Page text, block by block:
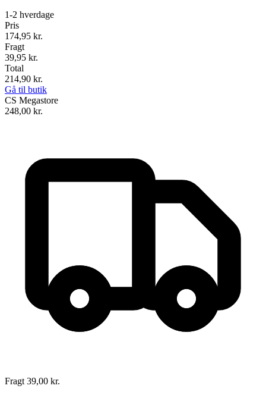
1-2 hverdage
Pris
174,95 kr.
Fragt
39,95 kr.
Total
214,90 kr.
Gå til butik
CS Megastore
248,00 kr.
Fragt 39,00 kr.